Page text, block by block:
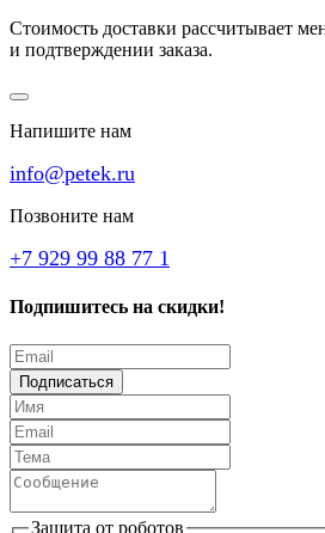
Стоимость доставки рассчитывает
и подтверждении заказа.
Напишите нам
info@petek.ru
Позвоните нам
+7 929 99 88 77 1
Подпишитесь на скидки!
Подписаться
Защита от роботов